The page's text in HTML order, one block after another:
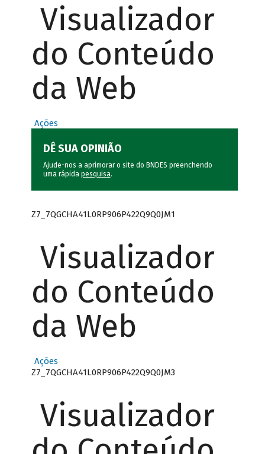
Visualizador
do Conteúdo
da Web
Ações
DÊ SUA OPINIÃO
Ajude-nos a aprimorar o site do BNDES preenchendo
uma rápida pesquisa.
Z7_7QGCHA41L0RP906P422Q9Q0JM1
Visualizador
do Conteúdo
da Web
Ações
Z7_7QGCHA41L0RP906P422Q9Q0JM3
Visualizador